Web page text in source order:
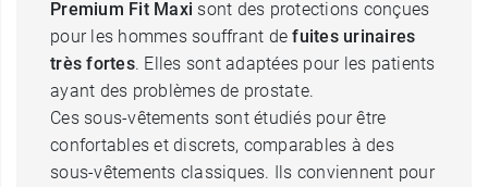
Premium Fit Maxi sont des protections conçues
pour les hommes souffrant defuites urinaires
très fortes. Elles sont adaptées pour les patients
ayant des problèmes de prostate.
Ces sous-vêtements sont étudiés pour être
confortables et discrets, comparables à des
sous-vêtements classiques. Ils conviennent pour